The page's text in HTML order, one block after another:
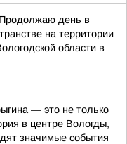
день в
на территории
области в
— это не только
в центре Вологды,
значимые события